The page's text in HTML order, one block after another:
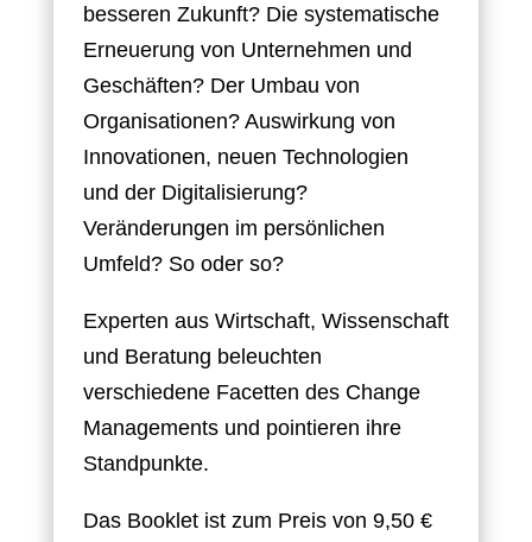
besseren Zukunft? Die systematische
Erneuerung von Unternehmen und
Geschäften? Der Umbau von
Organisationen? Auswirkung von
Innovationen, neuen Technologien
und der Digitalisierung?
Veränderungen im persönlichen
Umfeld? So oder so?
Experten aus Wirtschaft, Wissenschaft
und Beratung beleuchten
verschiedene Facetten des Change
Managements und pointieren ihre
Standpunkte.
Das Booklet ist zum Preis von 9,50 €